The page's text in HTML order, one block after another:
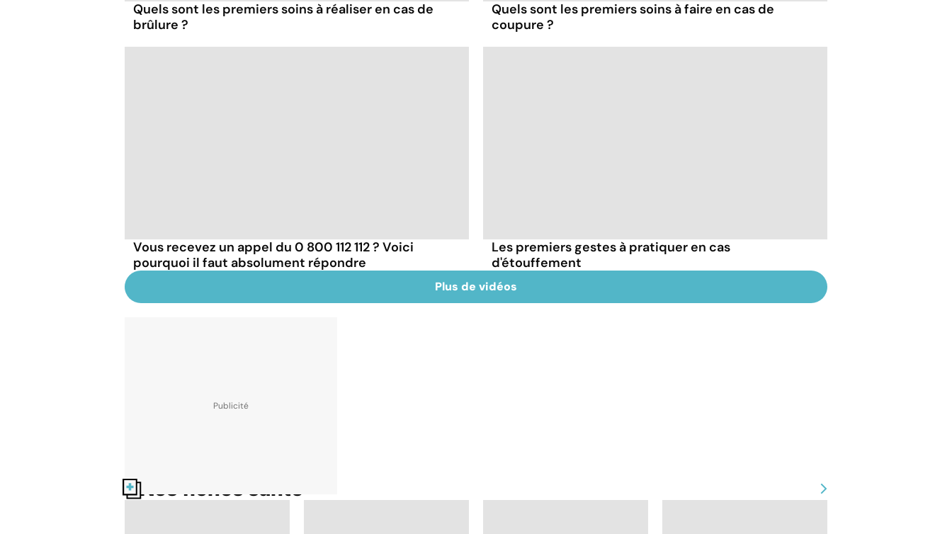
Quels sont les premiers soins à réaliser en cas de
brûlure ?
Quels sont les premiers soins à faire en cas de
coupure ?
Vous recevez un appel du 0 800 112 112 ? Voici
pourquoi il faut absolument répondre
Les premiers gestes à pratiquer en cas
d'étouffement
Plus de vidéos
Nos fiches santé